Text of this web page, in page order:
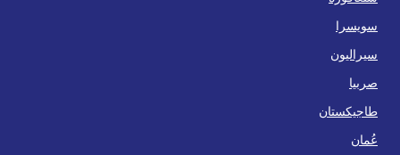
سويسرا
سيراليون
صربيا
طاجيكستان
عُمان